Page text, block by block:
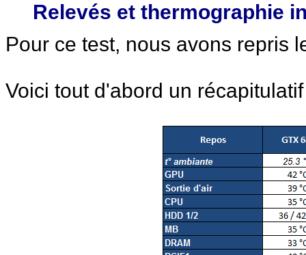
Relevés et thermographie
Pour ce test, nous avons repris
Voici tout d'abord un